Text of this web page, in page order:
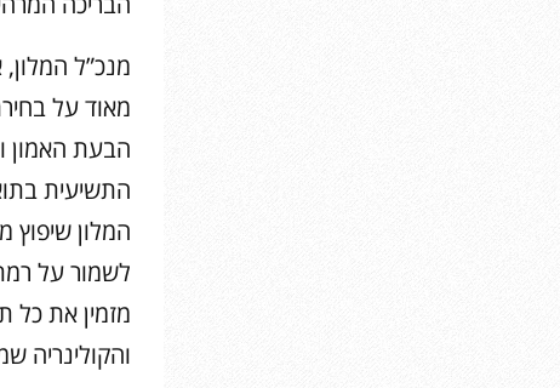
מנכ”ל
התשיעית
המלון שיפוץ
לשמור על רמת
מזמין את כל
והקולינריה